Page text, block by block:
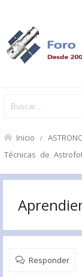
Inicio
Técnicas de
Responder